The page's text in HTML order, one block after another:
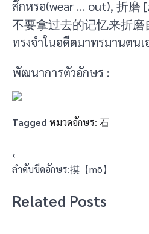
สึกหรอ(wear … out), 折磨
不要拿过去的记忆来折磨
ทรงจำในอดีตมาทรมานตนเ
พัฒนาการตัวอักษร :
Tagged หมวดอักษร: 石
แนะแนว
เรื่อง
⟵
ลำดับขีดอักษร:摸【mō】
Related Posts